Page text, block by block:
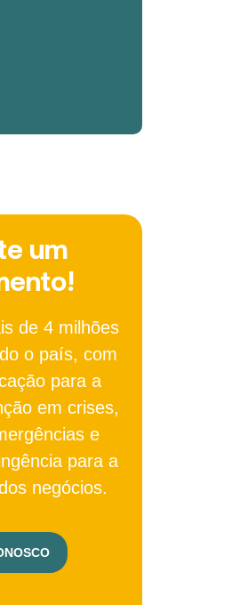
um
de 4 milhões
o país, com
para a
em crises,
e
para a
negócios.